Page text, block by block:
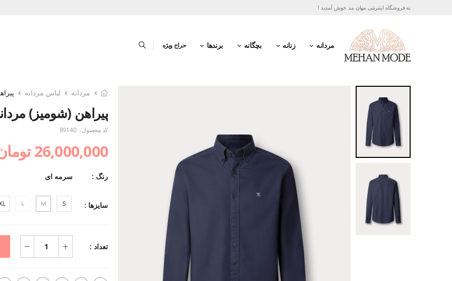
به فروشگاه اینترنتی مهان مد خوش آمدید !
مردانه زنانه بچگانه برندها حراج ویژه
مردانه لباس مردانه
پیراهن (شومیز)
کد محصول : 89140
26,000,000 تومان
رنگ : سرمه ای
سایزها : S
M
L
تعداد :